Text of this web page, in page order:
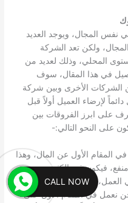
نفس المجال، ويوجد العديد
ولكن تعد الشركة
المحلي، وذلك لعديد من
في هذا المقال، سوف
الشركات الأخرى وبين شركة
لإرضاء العميل أولاً قبل
على ابرز الفروقات بين
على النحو التالي:-
المقام الأول عن المال، وهذا
فيكون فيه الكثير من
العمل، وهو ما تكون ضده
نعمل في المقام الأول على
CALL NOW